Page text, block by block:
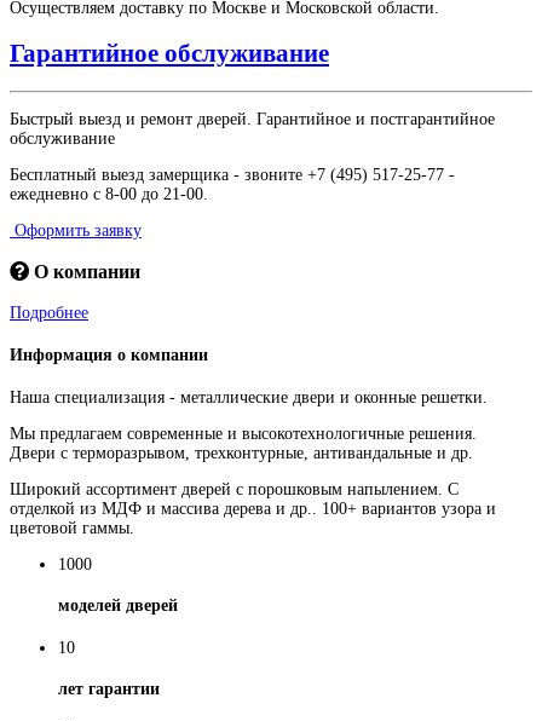
Осуществляем доставку по Москве и Московской области.
Гарантийное обслуживание
Быстрый выезд и ремонт дверей. Гарантийное и постгарантийное
обслуживание
Бесплатный выезд замерщика - звоните +7 (495) 517-25-77 -
ежедневно с 8-00 до 21-00.
Оформить заявку
О компании
Подробнее
Информация о компании
Наша специализация - металлические двери и оконные решетки.
Мы предлагаем современные и высокотехнологичные решения.
Двери с терморазрывом, трехконтурные, антивандальные и др.
Широкий ассортимент дверей с порошковым напылением. С
отделкой из МДФ и массива дерева и др.. 100+ вариантов узора и
цветовой гаммы.
1000
моделей дверей
10
лет гарантии